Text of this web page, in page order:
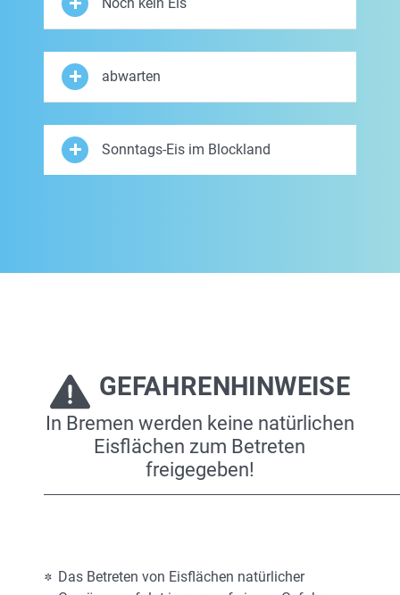
abwarten
Sonntags-Eis im Blockland
GEFAHRENHINWEISE
In Bremen werden keine natürlichen
Eisflächen zum Betreten
freigegeben!
Das Betreten von Eisflächen natürlicher